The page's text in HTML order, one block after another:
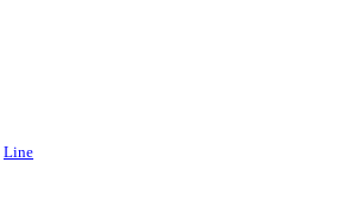
Line